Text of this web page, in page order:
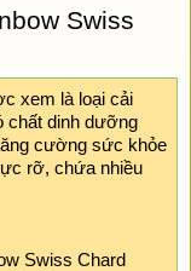
Swiss
xem là loại cải
chất dinh dưỡng
cường sức khỏe
rỡ, chứa nhiều
Swiss Chard